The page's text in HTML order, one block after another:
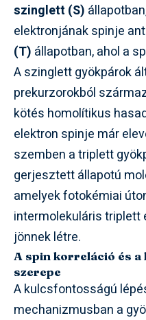
szinglett (S)
elektronjának spinje
(T) állapotban, ahol a
A szinglett gyökpárok
prekurzorokból
kötés homolítikus
elektron spinje már
szemben a triplett
gerjesztett állapotú
amelyek fotokémiai
intermolekuláris triplett
jönnek létre.
A spin korreláció és
szerepe
A kulcsfontosságú
mechanizmusban a